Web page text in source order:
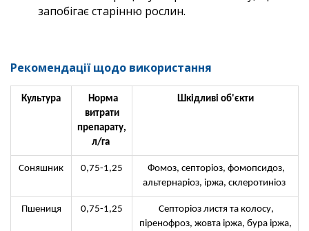
запобігає старінню рослин.
Рекомендації щодо використання
Культура
Норма
витрати
препарату,
л/га
Шкідливі об'єкти
Соняшник 0,75-1,25
Фомоз, септоріоз, фомопсидоз,
альтернаріоз, іржа, склеротиніоз
Пшениця 0,75-1,25
Септоріоз листя та колосу,
піренофроз, жовта іржа, бура іржа,